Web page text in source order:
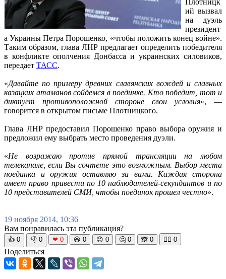
ий вызвал
на дуэль
президент
а Украины Петра Порошенко, «чтобы положить конец войне».
Таким образом, глава ЛНР предлагает определить победителя
в конфликте ополчения Донбасса и украинских силовиков,
передает ТАСС.
«Давайте по примеру древних славянских вождей и славных
казацких атаманов сойдемся в поединке. Кто победит, тот и
диктует противоположной стороне свои условия», —
говорится в открытом письме Плотницкого.
Глава ЛНР предоставил Порошенко право выбора оружия и
предложил ему выбрать место проведения дуэли.
«Не возражаю против прямой трансляции на любом
телеканале, если Вы сочтете это возможным. Выбор места
поединка и оружия оставляю за вами. Каждая сторона
имеет право привести по 10 наблюдателей-секундантов и по
10 представителей СМИ, чтобы поединок прошел честно».
19 ноября 2014, 10:36
Вам понравилась эта публикация?
👍 0 👎 0 ❤ 0 😆 0 😡 0 🤔 0 🙈 0 🧘‍♀️ 0
Поделиться